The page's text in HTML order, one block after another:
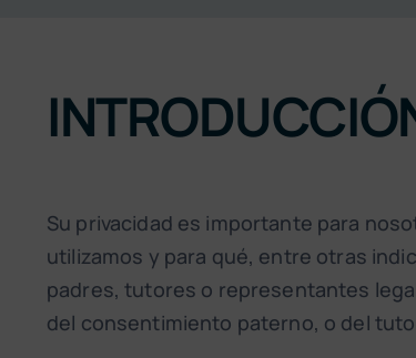
Su privacidad es importante para
utilizamos y para qué, entre otras
padres, tutores o representantes
del consentimiento paterno, o del